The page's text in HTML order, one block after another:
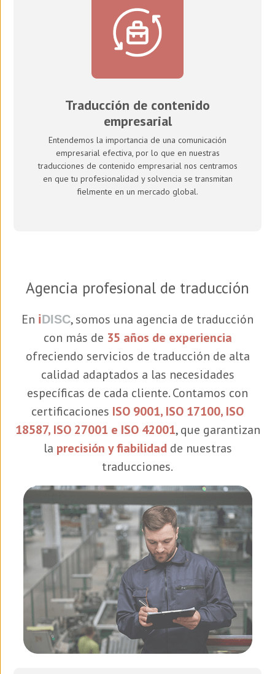
Traducción de contenido
empresarial
Entendemos la importancia de una comunicación
empresarial efectiva, por lo que en nuestras
traducciones de contenido empresarial nos centramos
en que tu profesionalidad y solvencia se transmitan
fielmente en un mercado global.
Agencia profesional de traducción
En iDISC, somos una agencia de traducción
con más de 35 años de experiencia
ofreciendo servicios de traducción de alta
calidad adaptados a las necesidades
específicas de cada cliente. Contamos con
certificaciones ISO 9001, ISO 17100, ISO
18587, ISO 27001 e ISO 42001, que garantizan
la precisión y fiabilidad de nuestras
traducciones.